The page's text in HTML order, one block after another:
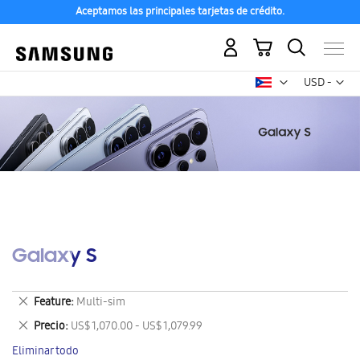
Aceptamos las principales tarjetas de crédito.
USD -
dólar
Mi carrito
Galaxy S
Feature Multi-sim
Eliminar
este
artículo
Precio US$ 1,070.00 - US$ 1,079.99
Eliminar
este
Eliminar todo